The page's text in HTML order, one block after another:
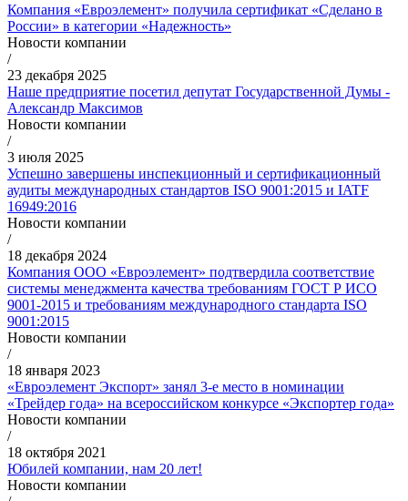
Компания «Евроэлемент» получила сертификат «Сделано в
России» в категории «Надежность»
Новости компании
/
23 декабря 2025
Наше предприятие посетил депутат Государственной Думы -
Александр Максимов
Новости компании
/
3 июля 2025
Успешно завершены инспекционный и сертификационный
аудиты международных стандартов ISO 9001:2015 и IATF
16949:2016
Новости компании
/
18 декабря 2024
Компания ООО «Евроэлемент» подтвердила соответствие
системы менеджмента качества требованиям ГОСТ Р ИСО
9001-2015 и требованиям международного стандарта ISO
9001:2015
Новости компании
/
18 января 2023
«Евроэлемент Экспорт» занял 3-е место в номинации
«Трейдер года» на всероссийском конкурсе «Экспортер года»
Новости компании
/
18 октября 2021
Юбилей компании, нам 20 лет!
Новости компании